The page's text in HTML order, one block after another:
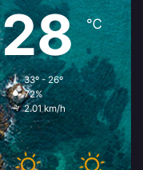
28℃
33º - 26º
72%
2.01 km/h